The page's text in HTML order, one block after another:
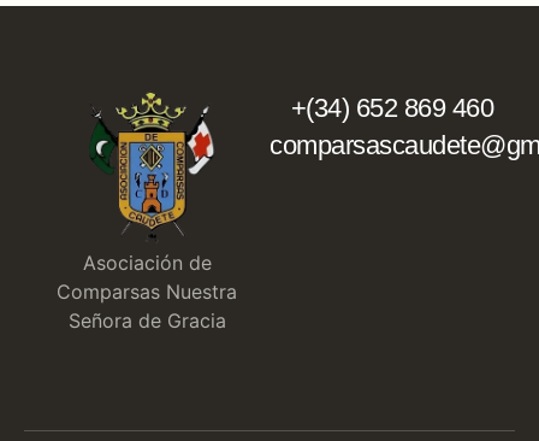
Asociación de
Comparsas Nuestra
Señora de Gracia
+(34) 652 869 460